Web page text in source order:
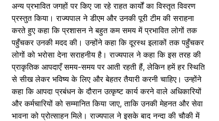
अन्य प्रभावित जगहों पर किए जा रहे राहत कार्यों का विस्तृत विवरण
प्रस्तुत किया। राज्यपाल ने डीएम और उनकी पूरी टीम की सराहना
करते हुए कहा कि प्रशासन ने बहुत कम समय में प्रभावित लोगों तक
पहुँचकर उनकी मदद की। उन्होंने कहा कि दूरस्थ इलाकों तक पहुँचकर
लोगों को भरोसा देना सराहनीय है। राज्यपाल ने कहा कि इस तरह की
प्राकृतिक आपदाएँ समय-समय पर आती रहती हैं, लेकिन हमें हर स्थिति
से सीख लेकर भविष्य के लिए और बेहतर तैयारी करनी चाहिए। उन्होंने
कहा कि आपदा प्रबंधन के दौरान उत्कृष्ट कार्य करने वाले अधिकारियों
और कर्मचारियों को सम्मानित किया जाए, ताकि उनकी मेहनत और सेवा
भावना को प्रोत्साहन मिले। राज्यपाल ने इसके बाद नन्दा की चौकी में